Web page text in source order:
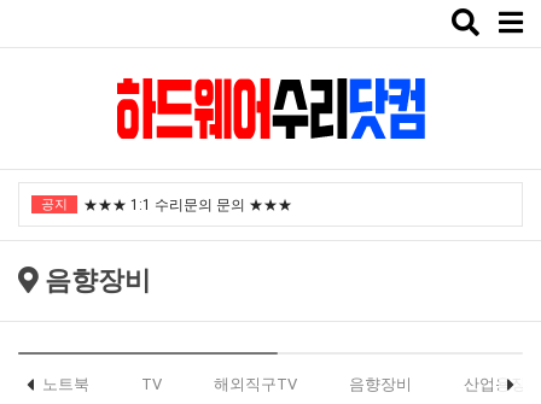
Toggle
공지 ★★★ 1:1 수리문의 문의 ★★★
2024년 한가위 휴일 안내
"노트북부서" 1월 임시휴가 안내
음향장비
노트북 TV 해외직구TV 음향장비 산업용장비